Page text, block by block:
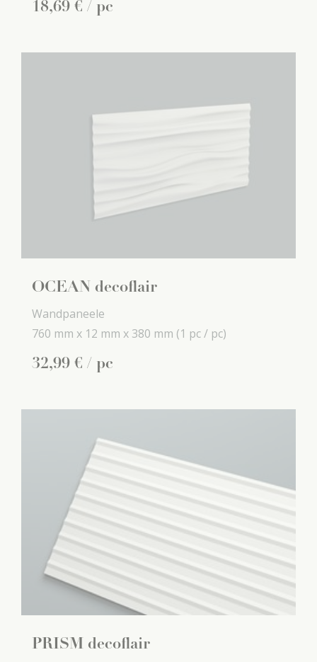
18,69 € / pc
OCEAN decoflair
Wandpaneele
760 mm x 12 mm x 380 mm (1 pc / pc)
32,99 € / pc
PRISM decoflair